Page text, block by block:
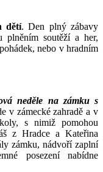
dětí. Den plný zábavy
soutěží a her,
nebo v hradním
neděle na zámku s
v zámecké zahradě a v
s nimiž pomohou
z Hradce a Kateřina
zámku, nádvoří zaplní
posezení nabídne